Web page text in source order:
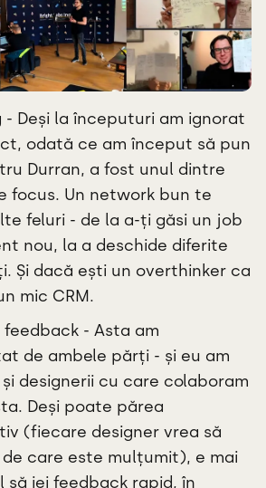
- Deși la începuturi am ignorat
odată ce am început să pun
Durran, a fost unul dintre
focus. Un network bun te
feluri - de la a-ți găsi un job
nou, la a deschide diferite
Și dacă ești un overthinker ca
mic CRM.
feedback - Asta am
de ambele părți - și eu am
designerii cu care colaboram
Deși poate părea
(fiecare designer vrea să
care este mulțumit), e mai
să iei feedback rapid, în